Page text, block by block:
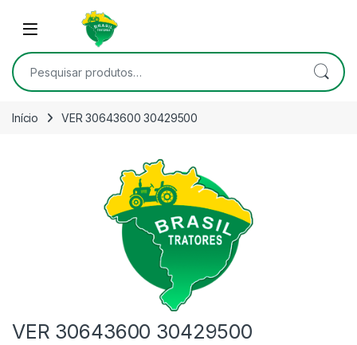
Skip to navigation
Open
Pesquisar por:
Início VER 30643600 30429500
VER 30643600 30429500